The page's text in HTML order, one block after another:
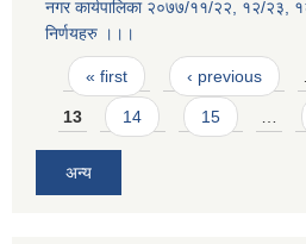
नगर कार्यपालिका २०७७/११/२२, १२/२३,
निर्णयहरु ।।।
Pages
« first ‹ previous
13 14 15 …
अन्य